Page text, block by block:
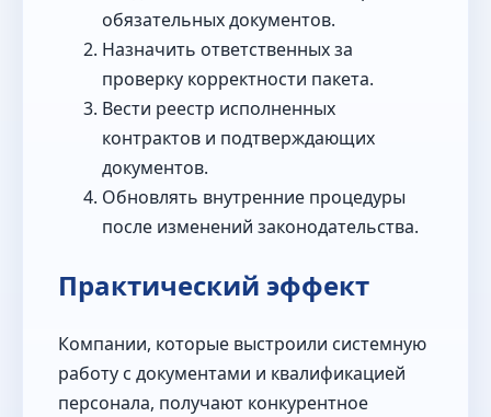
обязательных документов.
Назначить ответственных за
проверку корректности пакета.
Вести реестр исполненных
контрактов и подтверждающих
документов.
Обновлять внутренние процедуры
после изменений законодательства.
Практический эффект
Компании, которые выстроили системную
работу с документами и квалификацией
персонала, получают конкурентное